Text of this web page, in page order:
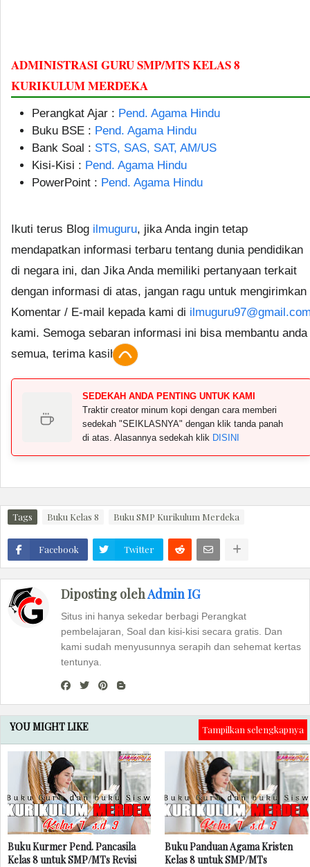
ADMINISTRASI GURU SMP/MTS KELAS 8
KURIKULUM MERDEKA
Perangkat Ajar : Pend. Agama Hindu
Buku BSE : Pend. Agama Hindu
Bank Soal : STS, SAS, SAT, AM/US
Kisi-Kisi : Pend. Agama Hindu
PowerPoint : Pend. Agama Hindu
Ikuti terus Blog ilmuguru, jika Anda ingin tetap
mendapatkan informasi terbaru tentang dunia pendidikan
di negara ini, dan Jika Anda memiliki pertanyaan terkait
dengan informasi di atas, jangan ragu untuk mengirimkan
Komentar / E-mail kepada kami di
kami. Semoga sebaran informasi ini bisa membantu anda
semua, terima kasih.
SEDEKAH ANDA PENTING UNTUK KAMI
Traktir creator minum kopi dengan cara memberi
sedekah "SEIKLASNYA" dengan klik tanda panah
di atas. Alasannya sedekah klik DISINI
Tags Buku Kelas 8 Buku SMP Kurikulum Merdeka
Facebook Twitter
Diposting olehAdmin IG
Situs ini hanya sekedar berbagi Perangkat
pembelajaran, Soal dan kisi-kisi secara gratis. Dan
kami sudah menyusunnya serapih dan sehemat kertas
tentunya.
YOU MIGHT LIKE Tampilkan selengkapnya
Buku Kurmer Pend. Pancasila
Kelas 8 untuk SMP/MTs Revisi
Buku Panduan Agama Kristen
Kelas 8 untuk SMP/MTs